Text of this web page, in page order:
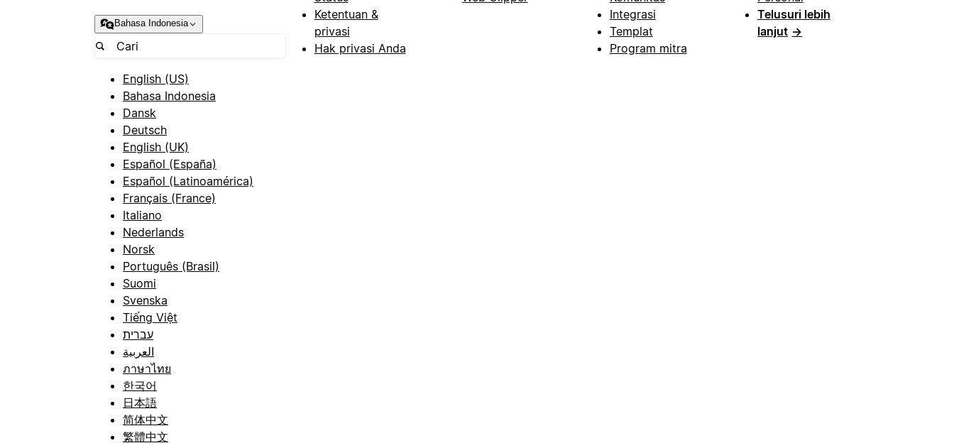
Bahasa Indonesia
English (US)
Bahasa Indonesia
Dansk
Deutsch
English (UK)
Español (España)
Español (Latinoamérica)
Français (France)
Italiano
Nederlands
Norsk
Português (Brasil)
Suomi
Svenska
Tiếng Việt
עברית
العربية
ภาษาไทย
한국어
日本語
简体中文
繁體中文
Ketentuan &
privasi
Hak privasi Anda
Integrasi
Templat
Program mitra
Telusuri lebih
lanjut →